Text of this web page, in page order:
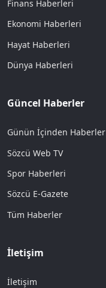
Finans Haberleri
Ekonomi Haberleri
Hayat Haberleri
Dünya Haberleri
Güncel Haberler
Günün İçinden Haberler
Sözcü Web TV
Spor Haberleri
Sözcü E-Gazete
Tüm Haberler
İletişim
İletişim